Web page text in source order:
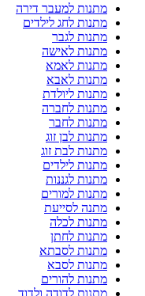
מתנות למעבר דירה
מתנות לחג לילדים
מתנות לגבר
מתנות לאישה
מתנות לאמא
מתנות לאבא
מתנות ליולדת
מתנות לחברה
מתנות לחבר
מתנות לבן זוג
מתנות לבת זוג
מתנות לילדים
מתנות לגננות
מתנות למורים
מתנה לסייעת
מתנות לכלה
מתנות לחתן
מתנות לסבתא
מתנות לסבא
מתנות להורים
מתנות לדודה ולדוד